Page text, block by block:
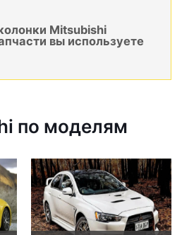
Mitsubishi
вы используете
по моделям